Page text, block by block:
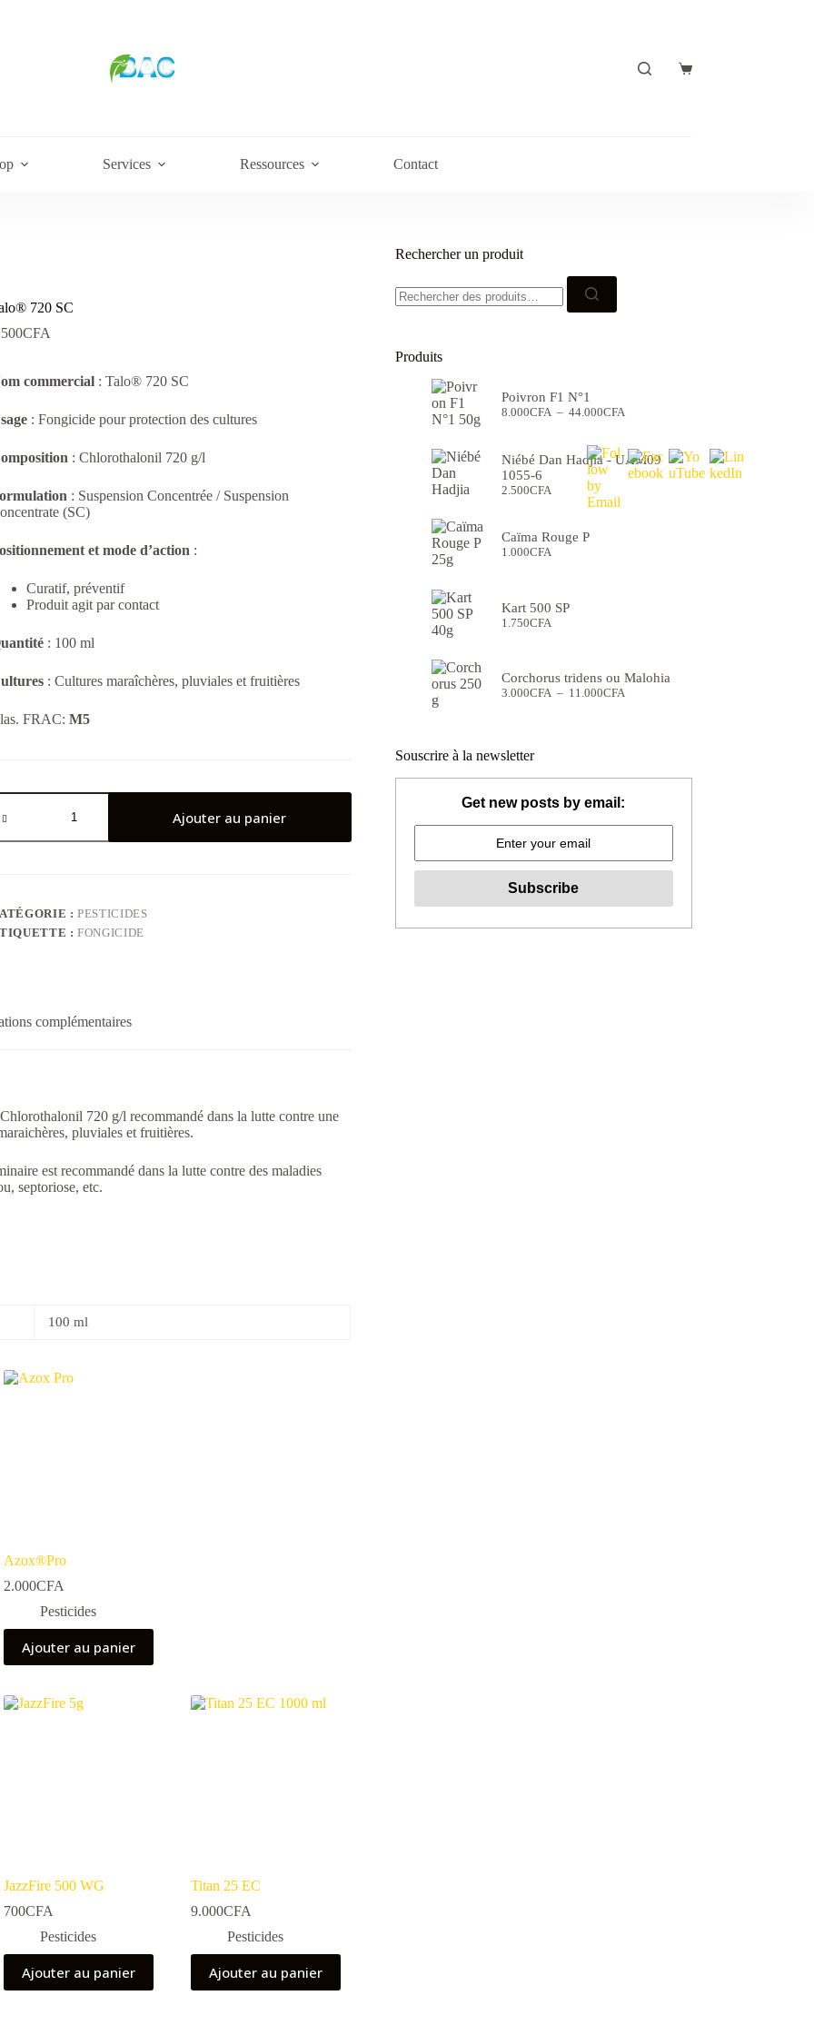
Panier
Services Ressources Contact
720 SC
CFA
commercial : Talo® 720 SC
: Fongicide pour protection des cultures
: Chlorothalonil 720 g/l
: Suspension Concentrée / Suspension
(SC)
et mode d’action :
Curatif, préventif
Produit agit par contact
: 100 ml
: Cultures maraîchères, pluviales et fruitières
FRAC:M5
Ajouter au panier
:PESTICIDES
:FONGICIDE
complémentaires
720 g/l recommandé dans la lutte contre une
pluviales et fruitières.
est recommandé dans la lutte contre des maladies
septoriose, etc.
100 ml
Azox®Pro
2.000CFA
Pesticides
Ajouter au panier
JazzFire 500 WG
700CFA
Pesticides
Ajouter au panier
Titan 25 EC
9.000CFA
Pesticides
Ajouter au panier
Rechercher un produit
pour :
Produits
Poivron F1 N°1
8.000CFA – 44.000CFA
8.000CFA
à
Niébé Dan Hadjia - UAM09
1055-6
2.500CFA
Caïma Rouge P
1.000CFA
Kart 500 SP
1.750CFA
Corchorus tridens ou Malohia
3.000CFA – 11.000CFA
Souscrire à la newsletter
Get new posts by email: